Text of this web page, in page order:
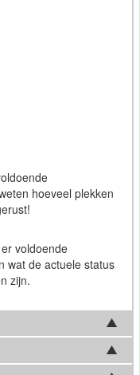
hoeveel plekken
voldoende
wat de actuele status
zijn.
in het succesvol